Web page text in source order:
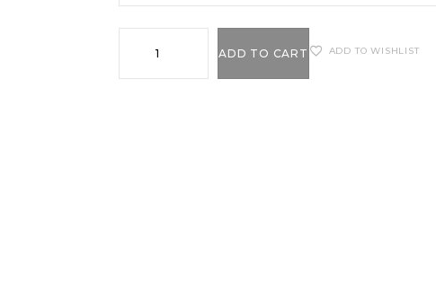
ADD TO CART ADD TO WISHLIST